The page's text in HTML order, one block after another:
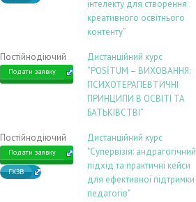
інтелекту для створення
креативного освітнього
контенту”
Постійнодіючий
Подати заявку
Дистанційний курс
“POSİTUM – ВИХОВАННЯ:
ПСИХОТЕРАПЕВТИЧНІ
ПРИНЦИПИ В ОСВІТІ ТА
БАТЬКІВСТВІ”
Постійнодіючий
Подати заявку
ГХЗВ
Дистанційний курс
"Супервізія: андрагогічний
підхід та практичні кейси
для ефективної підтримки
педагогів"